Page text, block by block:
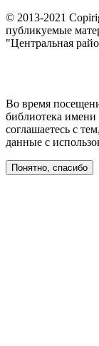
© 2013-2021
публикуемые
"Центральная
Во время
библиотека
соглашаетесь с
данные с
Понятно, спасибо